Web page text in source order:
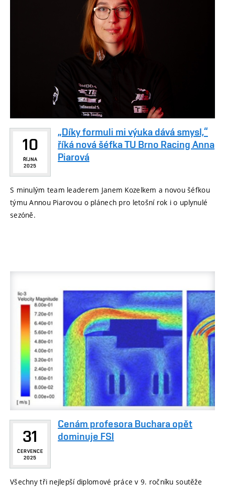
10
ŘÍJNA
2025
„Díky formuli mi výuka dává smysl,“
říká nová šéfka TU Brno Racing Anna
Piarová
S minulým team leaderem Janem Kozelkem a novou šéfkou
týmu Annou Piarovou o plánech pro letošní rok i o uplynulé
sezóně.
31
ČERVENCE
2025
Cenám profesora Buchara opět
dominuje FSI
Všechny tři nejlepší diplomové práce v 9. ročníku soutěže